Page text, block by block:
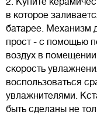
в которое
батарее. Механизм
прост - с помощью
воздух в
скорость
воспользоваться
увлажнителями.
быть сделаны не